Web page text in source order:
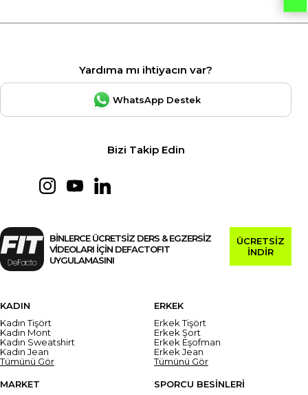
Yardıma mı ihtiyacın var?
WhatsApp Destek
Bizi Takip Edin
BİNLERCE ÜCRETSİZ DERS & EGZERSİZ
VİDEOLARI İÇİN DEFACTOFIT
UYGULAMASINI
ÜCRETSİZ
İNDİR
KADIN
Kadın Tişört
Kadın Mont
Kadın Sweatshirt
Kadın Jean
Tümünü Gör
ERKEK
Erkek Tişört
Erkek Şort
Erkek Eşofman
Erkek Jean
Tümünü Gör
MARKET
SPORCU BESİNLERİ